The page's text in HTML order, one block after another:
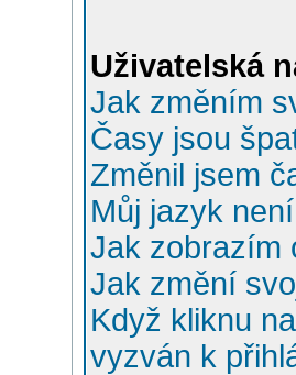
Uživatelská
Jak změním
Časy jsou
Změnil jsem
Můj jazyk
Jak zobrazím
Jak změní
Když kliknu
vyzván k